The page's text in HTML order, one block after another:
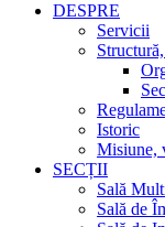
DESPRE
Servicii
Istoric
Misiune,
SECȚII
Sală
Sală de